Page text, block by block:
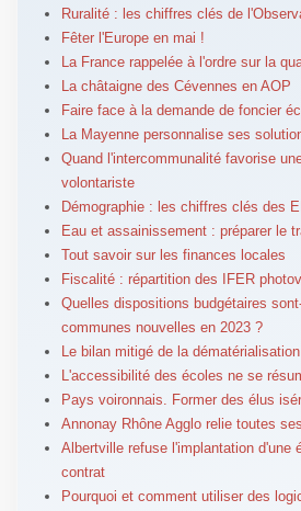
Ruralité : les chiffres clés de
Fêter l'Europe en mai !
La France rappelée à l'ordre sur la
La châtaigne des Cévennes en AOP
Faire face à la demande de foncier
La Mayenne personnalise ses
Quand l'intercommunalité favorise
volontariste
Démographie : les chiffres clés des
Eau et assainissement : préparer le
Tout savoir sur les finances locales
Fiscalité : répartition des IFER
Quelles dispositions budgétaires
communes nouvelles en 2023 ?
Le bilan mitigé de la dématérialisation
L'accessibilité des écoles ne se
Pays voironnais. Former des élus
Annonay Rhône Agglo relie toutes
Albertville refuse l'implantation d'une
contrat
Pourquoi et comment utiliser des